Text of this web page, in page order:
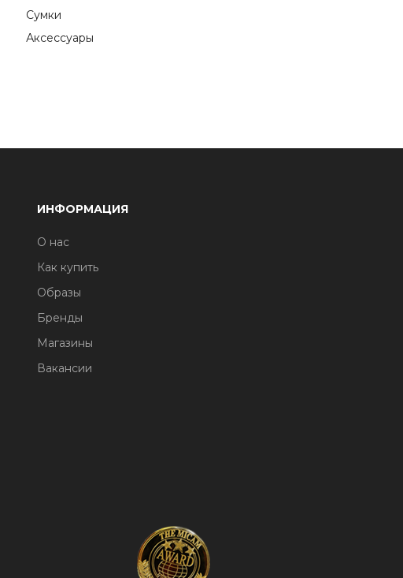
Сумки
Аксессуары
ИНФОРМАЦИЯ
О нас
Как купить
Образы
Бренды
Магазины
Вакансии